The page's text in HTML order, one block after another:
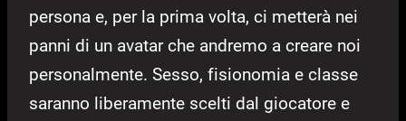
persona e, per la prima volta, ci metterà nei
panni di un avatar che andremo a creare noi
personalmente. Sesso, fisionomia e classe
saranno liberamente scelti dal giocatore e